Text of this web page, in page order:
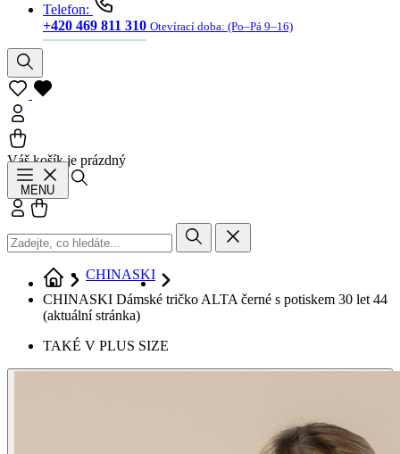
Telefon:
+420 469 811 310 Otevírací doba: (Po–Pá 9–16)
Váš košík je prázdný
MENU
Přihlásit se
CHINASKI
CHINASKI Dámské tričko ALTA černé s potiskem 30 let 44
(aktuální stránka)
TAKÉ V PLUS SIZE